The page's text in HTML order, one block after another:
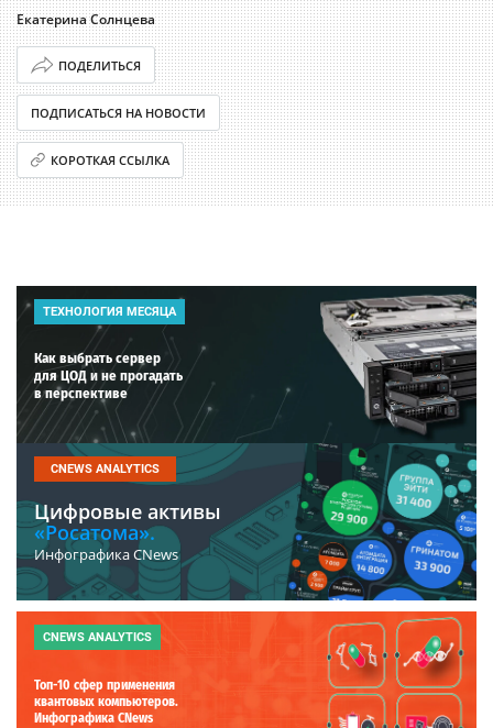
Екатерина Солнцева
ПОДЕЛИТЬСЯ
ПОДПИСАТЬСЯ НА НОВОСТИ
КОРОТКАЯ ССЫЛКА
ТЕХНОЛОГИЯ МЕСЯЦА
Как выбрать сервер
для ЦОД и не прогадать
в перспективе
CNEWS ANALYTICS
Цифровые активы
«Росатома».
Инфографика CNews
CNEWS ANALYTICS
Топ-10 сфер применения
квантовых компьютеров.
Инфографика CNews